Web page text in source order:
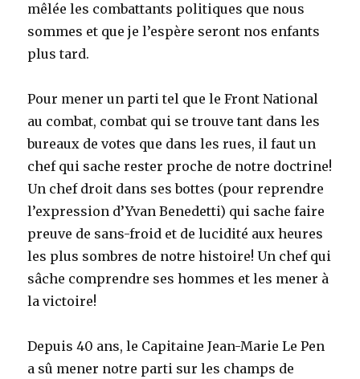
mêlée les combattants politiques que nous
sommes et que je l’espère seront nos enfants
plus tard.
Pour mener un parti tel que le Front National
au combat, combat qui se trouve tant dans les
bureaux de votes que dans les rues, il faut un
chef qui sache rester proche de notre doctrine!
Un chef droit dans ses bottes (pour reprendre
l’expression d’Yvan Benedetti) qui sache faire
preuve de sans-froid et de lucidité aux heures
les plus sombres de notre histoire! Un chef qui
sâche comprendre ses hommes et les mener à
la victoire!
Depuis 40 ans, le Capitaine Jean-Marie Le Pen
a sû mener notre parti sur les champs de